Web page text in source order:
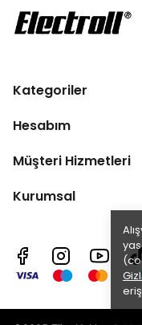
Kategoriler
Hesabım
Müşteri Hizmetleri
Kurumsal